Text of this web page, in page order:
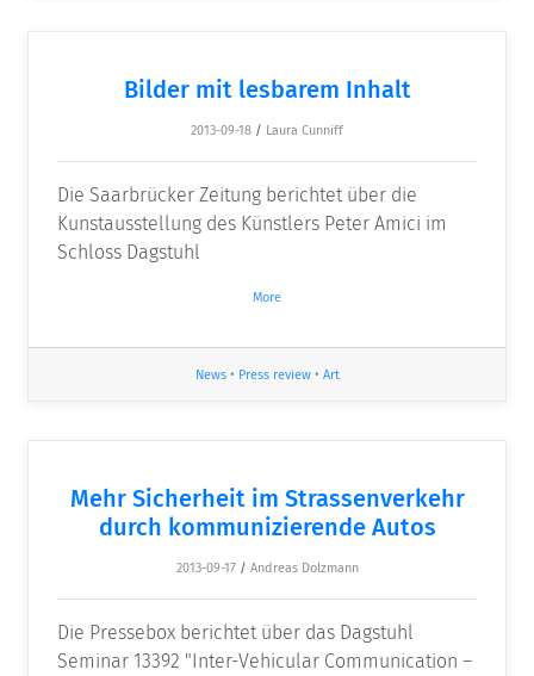
Bilder mit lesbarem Inhalt
2013-09-18 / Laura Cunniff
Die Saarbrücker Zeitung berichtet über die
Kunstausstellung des Künstlers Peter Amici im
Schloss Dagstuhl
More
News• Press review• Art
Mehr Sicherheit im Strassenverkehr
durch kommunizierende Autos
2013-09-17 / Andreas Dolzmann
Die Pressebox berichtet über das Dagstuhl
Seminar 13392 "Inter-Vehicular Communication –